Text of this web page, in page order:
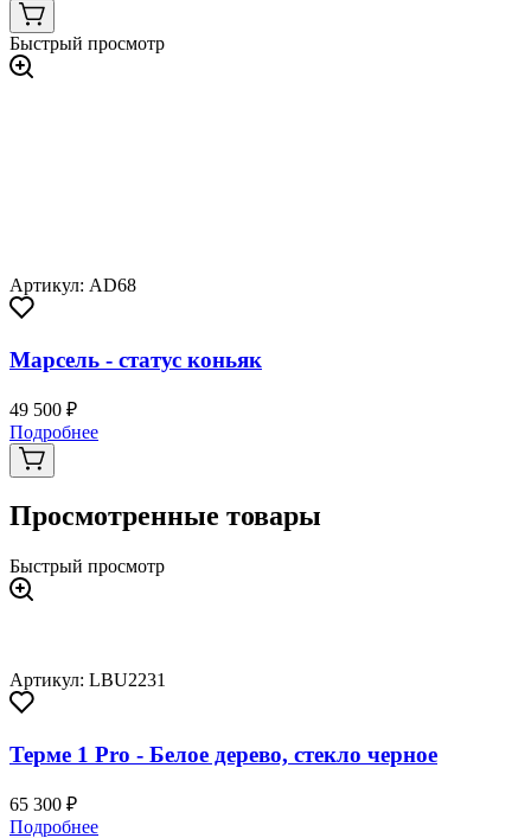
Быстрый просмотр
Артикул: AD68
Марсель - статус коньяк
49 500 ₽
Подробнее
Просмотренные товары
Быстрый просмотр
Артикул: LBU2231
Терме 1 Pro - Белое дерево, стекло черное
65 300 ₽
Подробнее